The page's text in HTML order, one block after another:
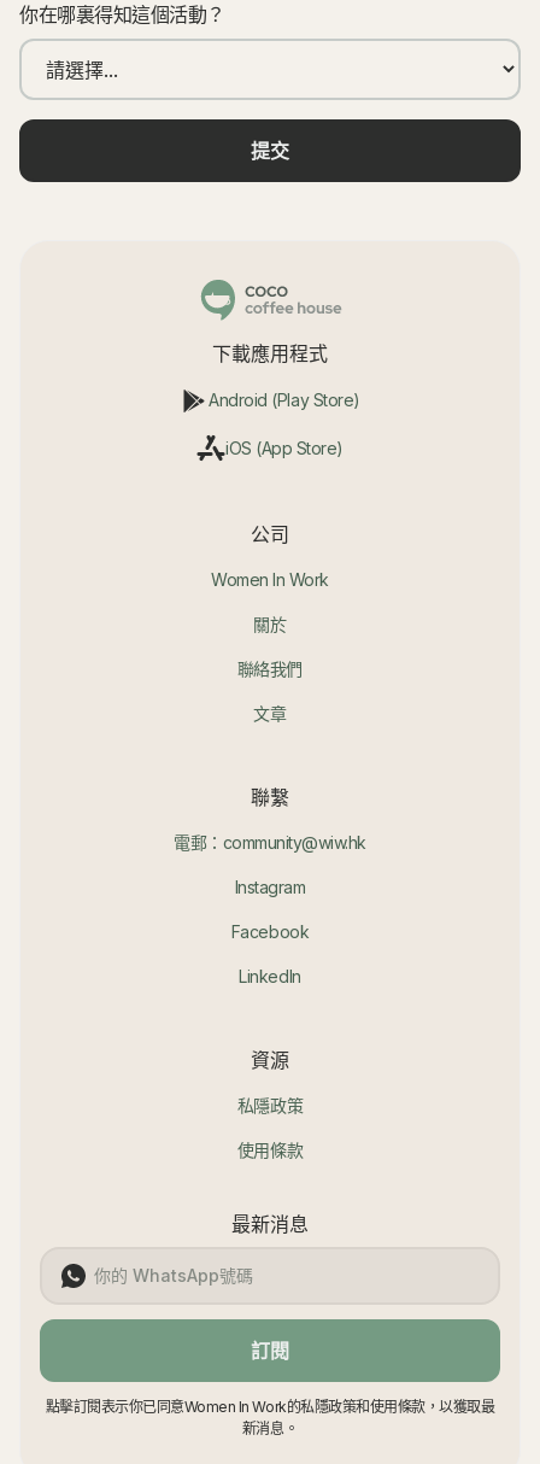
你在哪裏得知這個活動？
下載應用程式
Android (Play Store)
iOS (App Store)
公司
Women In Work
關於
聯絡我們
文章
聯繫
電郵：community@wiw.hk
Instagram
Facebook
LinkedIn
資源
私隱政策
使用條款
最新消息
訂閱
點擊訂閱表示你已同意Women In Work的私隱政策和使用條款，以獲取最
新消息。